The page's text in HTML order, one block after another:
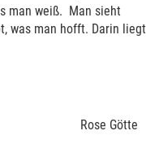
man weiß. Man sieht
was man hofft. Darin liegt